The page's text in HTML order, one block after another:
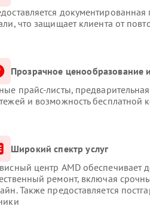
что защищает клиента от
Прозрачное ценообразование
прайс-листы,
и возможность бесплатной
Широкий спектр услуг
центр AMD обеспечивает
ремонт, включая
Также предоставляется